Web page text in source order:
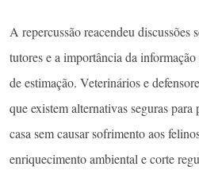
A repercussão reacendeu discussões
tutores e a importância da
de estimação. Veterinários e
que existem alternativas seguras
casa sem causar sofrimento aos
enriquecimento ambiental e corte